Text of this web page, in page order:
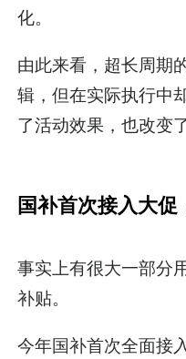
化。
由此来看，超长周期
辑，但在实际执行中
了活动效果，也改变
国补首次接入大
事实上有很大一部分
补贴。
今年国补首次全面接